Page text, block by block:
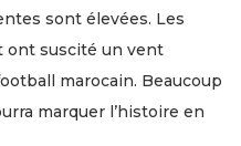
sont élevées. Les
ont suscité un vent
marocain. Beaucoup
marquer l’histoire en